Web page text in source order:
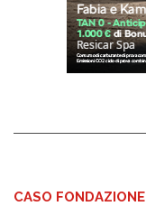
CASO FONDAZIONE